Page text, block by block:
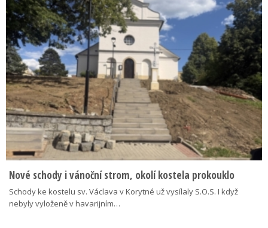
Nové schody i vánoční strom, okolí kostela prokouklo
Schody ke kostelu sv. Václava v Korytné už vysílaly S.O.S. I když
nebyly vyloženě v havarijním…